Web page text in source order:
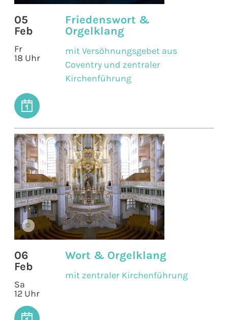
05
Feb
Fr
18 Uhr
Friedenswort &
Orgelklang
mit Versöhnungsgebet aus
Coventry und zentraler
Kirchenführung
©
06
Feb
Sa
12 Uhr
Wort & Orgelklang
mit zentraler Kirchenführung